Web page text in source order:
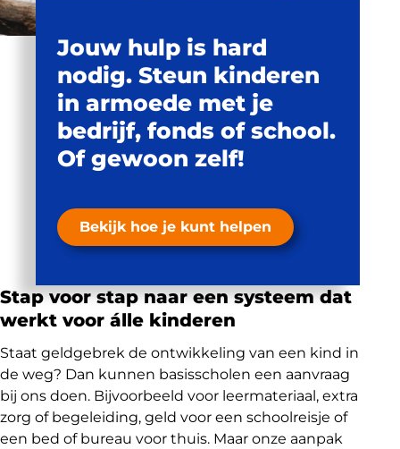
Jouw hulp is hard
nodig. Steun kinderen
in armoede met je
bedrijf, fonds of school.
Of gewoon zelf!
Bekijk hoe je kunt helpen
Stap voor stap naar een systeem dat
werkt voor álle kinderen
Staat geldgebrek de ontwikkeling van een kind in
de weg? Dan kunnen basisscholen een aanvraag
bij ons doen. Bijvoorbeeld voor leermateriaal, extra
zorg of begeleiding, geld voor een schoolreisje of
een bed of bureau voor thuis. Maar onze aanpak